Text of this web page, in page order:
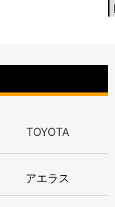
TOYOTA
アエラス